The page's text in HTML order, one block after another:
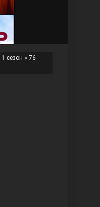
1 сезон » 76